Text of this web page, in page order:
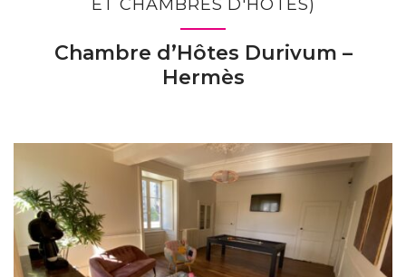
ET CHAMBRES D'HÔTES)
Chambre d’Hôtes Durivum –
Hermès